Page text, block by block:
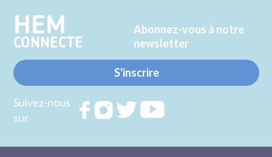
HEM
CONNECTE
Abonnez-vous à notre
newsletter
S'inscrire
Suivez-nous
sur
RejoignezRejoignezRejoignez